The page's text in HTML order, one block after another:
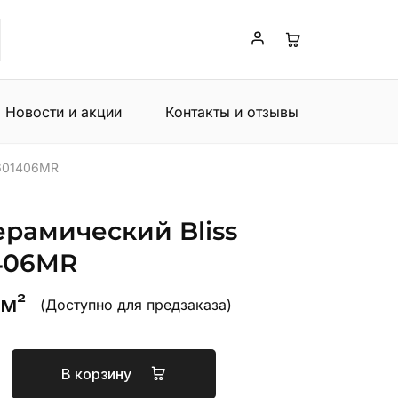
Новости и акции Контакты и отзывы
Bliss
(Доступно для предзаказа)
В корзину